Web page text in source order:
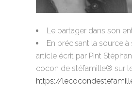
Le partager dans son
En précisant la source à
article écrit par Pint
cocon de stéfamille® sur
https://